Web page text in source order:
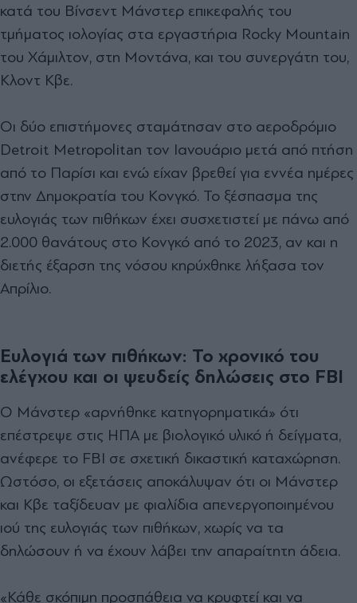
κατά του Βίνσεντ Μάνστερ επικεφαλής του
τμήματος ιολογίας στα εργαστήρια Rocky Mountain
του Χάμιλτον, στη Μοντάνα, και του συνεργάτη του,
Κλοντ Κβε.
Οι δύο επιστήμονες σταμάτησαν στο αεροδρόμιο
Detroit Metropolitan τον Ιανουάριο μετά από πτήση
από το Παρίσι και ενώ είχαν βρεθεί για εννέα ημέρες
στην Δημοκρατία του Κονγκό. Το ξέσπασμα της
ευλογιάς των πιθήκων έχει συσχετιστεί με πάνω από
2.000 θανάτους στo Κονγκό από το 2023, αν και η
διετής έξαρση της νόσου κηρύχθηκε λήξασα τον
Απρίλιο.
Ευλογιά των πιθήκων: Το χρονικό του
ελέγχου και οι ψευδείς δηλώσεις στο FBI
Ο Μάνστερ «αρνήθηκε κατηγορηματικά» ότι
επέστρεψε στις ΗΠΑ με βιολογικό υλικό ή δείγματα,
ανέφερε το FBI σε σχετική δικαστική καταχώρηση.
Ωστόσο, οι εξετάσεις αποκάλυψαν ότι οι Μάνστερ
και Κβε ταξίδευαν με φιαλίδια απενεργοποιημένου
ιού της ευλογιάς των πιθήκων, χωρίς να τα
δηλώσουν ή να έχουν λάβει την απαραίτητη άδεια.
«Κάθε σκόπιμη προσπάθεια να κρυφτεί και να